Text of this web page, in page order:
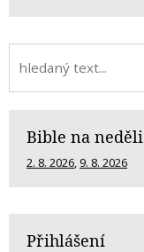
Bible na neděli
2. 8. 2026, 9. 8. 2026
Přihlášení